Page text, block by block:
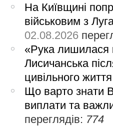
На Київщині
військовим з
02.08.2026
«Рука лишилася
Лисичанська
цивільного життя
Що варто знати
виплати та
переглядів: 774